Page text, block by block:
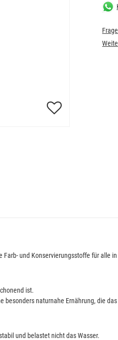
und Konservierungsstoffe für alle
ist.
naturnahe Ernährung, die
und belastet nicht das Wasser.